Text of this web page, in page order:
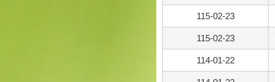
115-02-23
115-02-23
114-01-22